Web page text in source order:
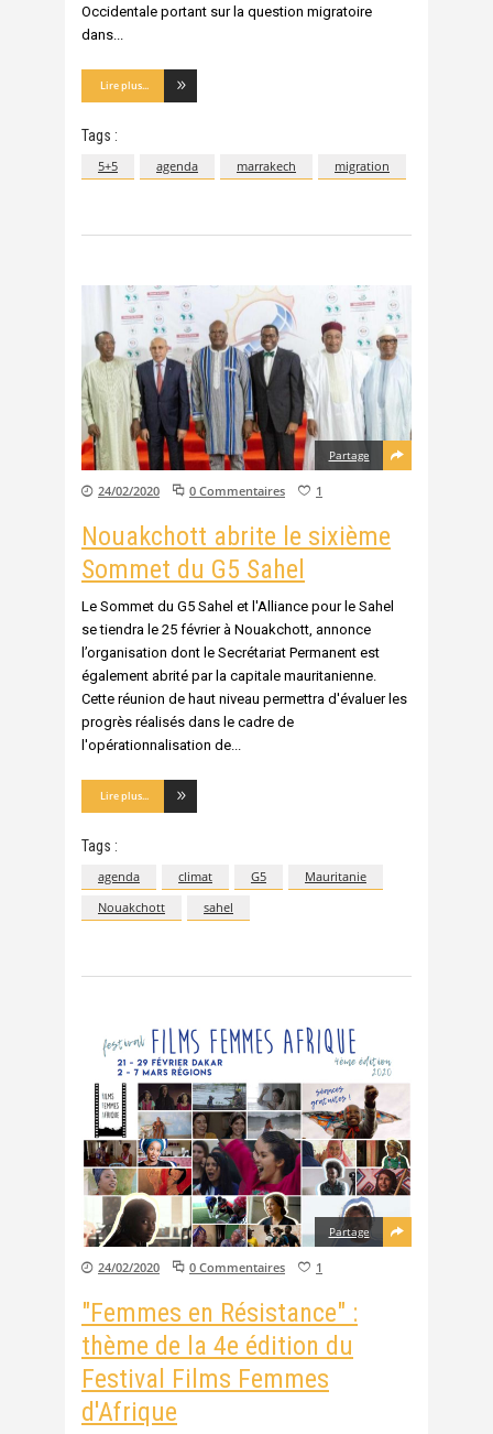
Occidentale portant sur la question migratoire
dans
Lire plus...
Tags :
5+5 agenda marrakech migration
Partage
24/02/2020 0 Commentaires 1
Nouakchott abrite le sixième
Sommet du G5 Sahel
Le Sommet du G5 Sahel et l'Alliance pour le Sahel
se tiendra le 25 février à Nouakchott, annonce
l’organisation dont le Secrétariat Permanent est
également abrité par la capitale mauritanienne.
Cette réunion de haut niveau permettra d'évaluer les
progrès réalisés dans le cadre de
l'opérationnalisation de
Lire plus...
Tags :
agenda climat G5
Mauritanie
Nouakchott
sahel
Partage
24/02/2020 0 Commentaires 1
"Femmes en Résistance" :
thème de la 4e édition du
Festival Films Femmes
d'Afrique